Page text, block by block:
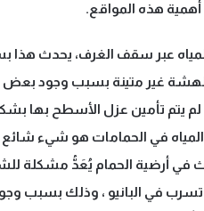
أهمية هذه المواقع.
عبر سقف الغرف، يحدث هذا
الهشة غير متينة بسبب وجود
لم يتم تأمين عزل الأسطح بها
في الحمامات هو شيء شائع
في أرضية الحمام يُعَدُّ مشكلة
في البانيو ، وذلك بسبب